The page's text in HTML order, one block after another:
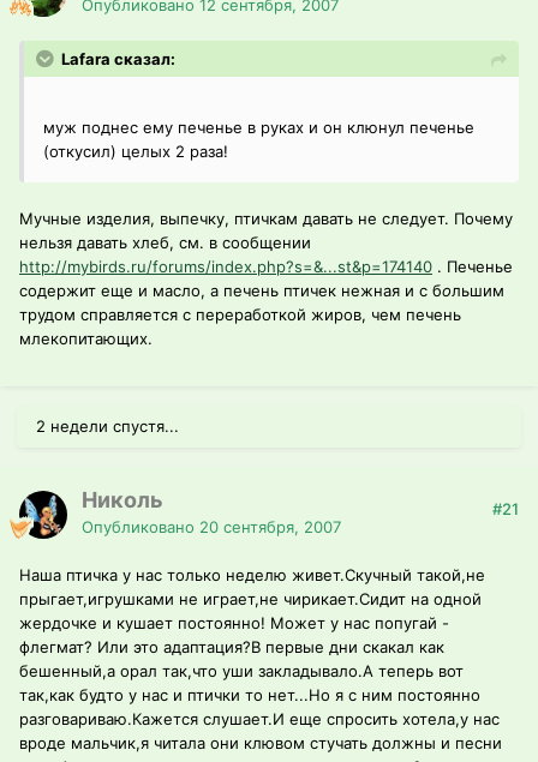
Опубликовано 12 сентября, 2007
Lafara сказал:
муж поднес ему печенье в руках и он клюнул печенье
(откусил) целых 2 раза!
Мучные изделия, выпечку, птичкам давать не следует. Почему
нельзя давать хлеб, см. в сообщении
http://mybirds.ru/forums/index.php?s=&...st&p=174140 . Печенье
содержит еще и масло, а печень птичек нежная и с большим
трудом справляется с переработкой жиров, чем печень
млекопитающих.
2 недели спустя...
Николь
Опубликовано 20 сентября, 2007
#21
Наша птичка у нас только неделю живет.Скучный такой,не
прыгает,игрушками не играет,не чирикает.Сидит на одной
жердочке и кушает постоянно! Может у нас попугай -
флегмат? Или это адаптация?В первые дни скакал как
бешенный,а орал так,что уши закладывало.А теперь вот
так,как будто у нас и птички то нет...Но я с ним постоянно
разговариваю.Кажется слушает.И еще спросить хотела,у нас
вроде мальчик,я читала они клювом стучать должны и песни